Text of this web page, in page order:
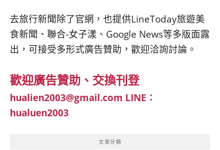
去旅行新聞除了官網，也提供LineToday旅遊美
食新聞、聯合-女子漾、Google News等多版面露
出，可接受多形式廣告贊助，歡迎洽詢討論。
歡迎廣告贊助、交換刊登
hualien2003@gmail.com LINE：
hualuen2003
文章分類